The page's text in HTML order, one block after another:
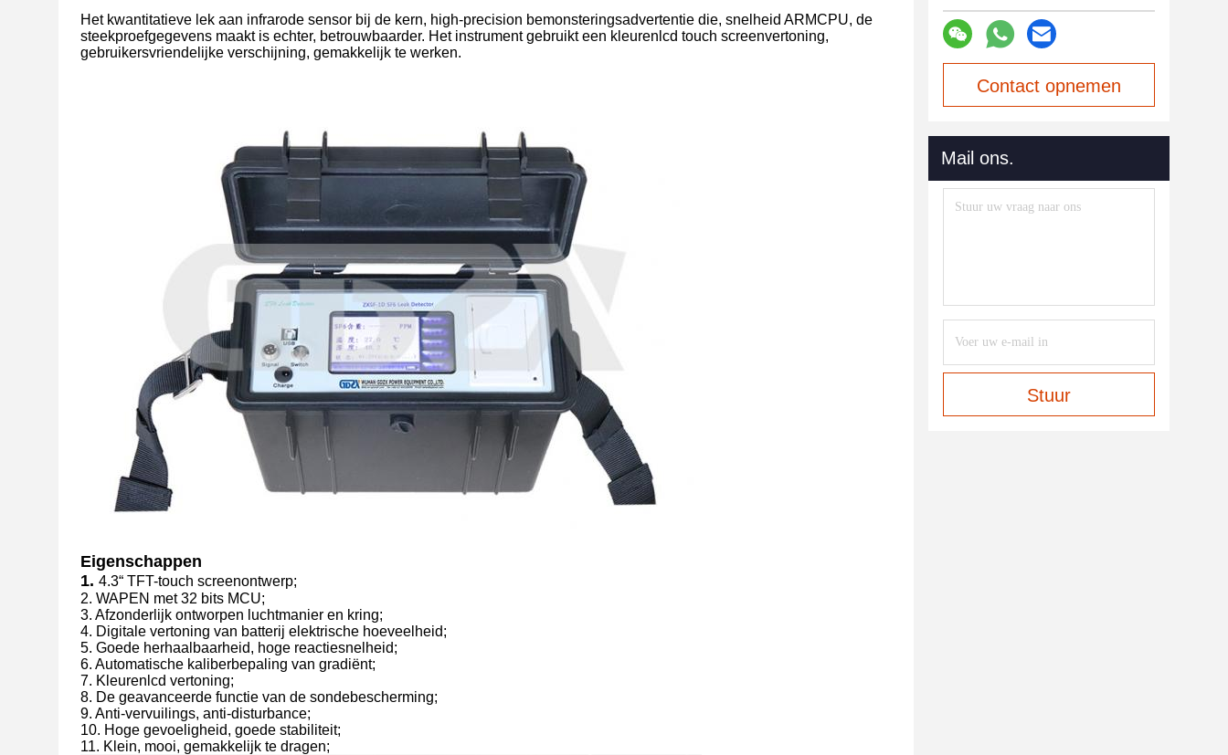
Het kwantitatieve lek aan infrarode sensor bij de kern, high-precision bemonsteringsadvertentie die, snelheid ARMCPU, de
steekproefgegevens maakt is echter, betrouwbaarder. Het instrument gebruikt een kleurenlcd touch screenvertoning,
gebruikersvriendelijke verschijning, gemakkelijk te werken.
Eigenschappen
1. 4.3“ TFT-touch screenontwerp;
2. WAPEN met 32 bits MCU;
3. Afzonderlijk ontworpen luchtmanier en kring;
4. Digitale vertoning van batterij elektrische hoeveelheid;
5. Goede herhaalbaarheid, hoge reactiesnelheid;
6. Automatische kaliberbepaling van gradiënt;
7. Kleurenlcd vertoning;
8. De geavanceerde functie van de sondebescherming;
9. Anti-vervuilings, anti-disturbance;
10. Hoge gevoeligheid, goede stabiliteit;
11. Klein, mooi, gemakkelijk te dragen;
Contact opnemen
Mail ons.
Stuur